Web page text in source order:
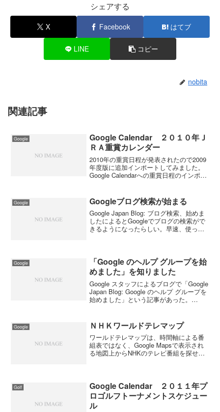
シェアする
X Facebook はてブ
LINE コピー
nobita
関連記事
Google
Google Calendar ２０１０年Ｊ
ＲＡ重賞カレンダー
2010年の重賞日程が発表されたので2009
年度版に追加インポートしてみました。
Google Calendarへの重賞日程のインポー
た。2009年と2010年で色分けが...
Google Googleブログ検索が始まる
Google Japan Blog: ブログ検索、始めま
したによるとGoogleでブログの検索がで
きるようになったらしい。早速、使って
Google
「Google のヘルプ グループを始
めました」を知りました
Google スタッフによるブログで「Google
Japan Blog: Google のヘルプ グループを
始めました」という記事があった。
すが、これは有り難...
Google ＮＨＫワールドテレマップ
ワールドテレマップは、時間軸による番
組表ではなく、Google Mapsで表示され
る地図上からNHKのテレビ番組を探せる
に表示す...
Golf
Google Calendar ２０１１年プ
ロゴルフトーナメントスケジュー
ル